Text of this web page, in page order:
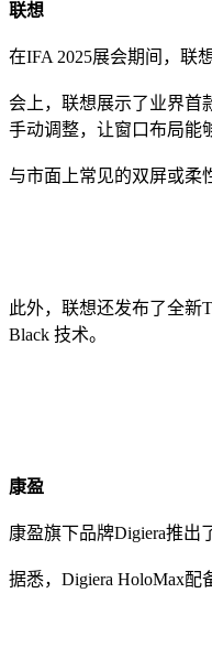
联想
在IFA 2025展会期间，联
会上，联想展示了业界首
手动调整，让窗口布局能
与市面上常见的双屏或柔
此外，联想还发布了全新
Black 技术。
康盈
康盈旗下品牌Digiera推出
据悉，Digiera HoloMax配